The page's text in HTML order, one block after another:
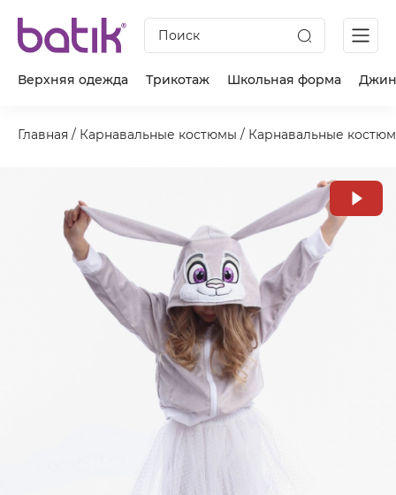
Поиск
Верхняя одежда Трикотаж Школьная форма
Главная / Карнавальные костюмы / Карнавальные